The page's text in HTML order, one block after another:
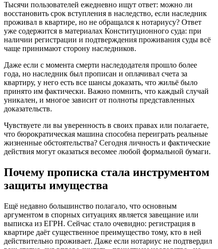
Тысячи пользователей ежедневно ищут ответ: можно ли
восстановить срок вступления в наследство, если наследник
проживал в квартире, но не обращался к нотариусу? Ответ
уже содержится в материалах Конституционного суда: при
наличии регистрации и подтверждения проживания суды всё
чаще принимают сторону наследников.
Даже если с момента смерти наследодателя прошло более
года, но наследник был прописан и оплачивал счета за
квартиру, у него есть все шансы доказать, что жильё было
принято им фактически. Важно помнить, что каждый случай
уникален, и многое зависит от полноты представленных
доказательств.
Чувствуете ли вы уверенность в своих правах или полагаете,
что бюрократическая машина способна переиграть реальные
жизненные обстоятельства? Сегодня личность и фактические
действия могут оказаться весомее любой формальной бумаги.
Почему прописка стала инструментом
защиты имущества
Ещё недавно большинство полагало, что основным
аргументом в спорных ситуациях является завещание или
выписка из ЕГРН. Сейчас стало очевидно: регистрация в
квартире даёт существенное преимущество тому, кто в ней
действительно проживает. Даже если нотариус не подтвердил